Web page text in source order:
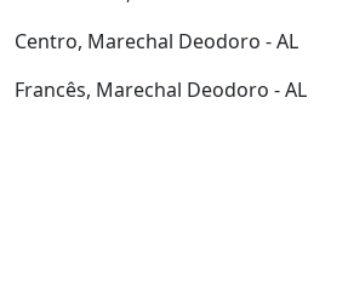
Centro, Marechal Deodoro - AL
Francês, Marechal Deodoro - AL